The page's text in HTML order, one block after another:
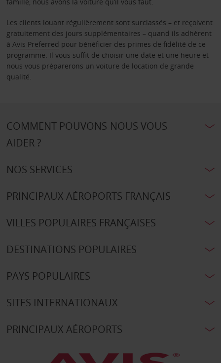
Les clients louant régulièrement sont surclassés – et reçoivent
gratuitement des jours supplémentaires – quand ils adhèrent
à Avis Preferred pour bénéficier des primes de fidélité de ce
programme. Il vous suffit de choisir une date et une heure et
nous vous préparerons un voiture de location de grande
qualité.
COMMENT POUVONS-NOUS VOUS
AIDER ?
NOS SERVICES
PRINCIPAUX AÉROPORTS FRANÇAIS
VILLES POPULAIRES FRANÇAISES
DESTINATIONS POPULAIRES
PAYS POPULAIRES
SITES INTERNATIONAUX
PRINCIPAUX AÉROPORTS